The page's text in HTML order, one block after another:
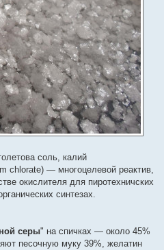
соль, калий
chlorate) — многоцелевой реактив,
окислителя для пиротехничских
синтезах.
серы" на спичках — около 45%
песочную муку 39%, желатин